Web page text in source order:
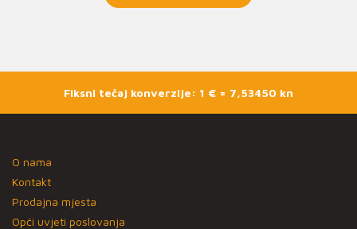
Fiksni tečaj konverzije: 1 € = 7,53450 kn
O nama
Kontakt
Prodajna mjesta
Opći uvjeti poslovanja